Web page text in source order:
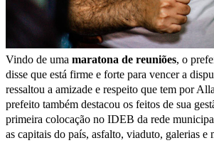
Vindo de uma maratona de reuniões, o
disse que está firme e forte para vencer a
ressaltou a amizade e respeito que tem por
prefeito também destacou os feitos de sua
primeira colocação no IDEB da rede
as capitais do país, asfalto, viaduto, galerias e